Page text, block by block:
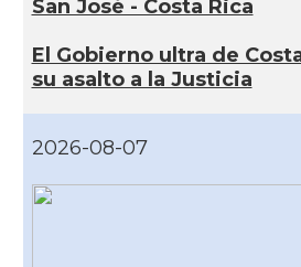
San José - Costa Rica
El Gobierno ultra de
su asalto a la Justicia
2026-08-07